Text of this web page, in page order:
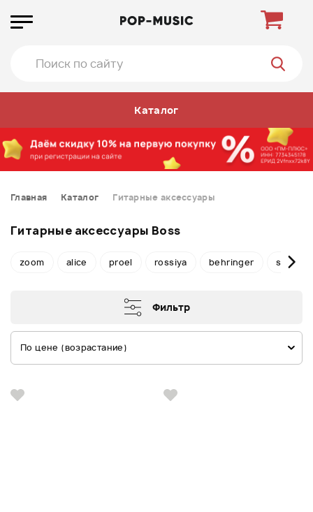
Каталог
Главная Каталог Гитарные аксессуары
Гитарные аксессуары Boss
zoom alice proel rossiya behringer stagg
Фильтр
По цене (возрастание)